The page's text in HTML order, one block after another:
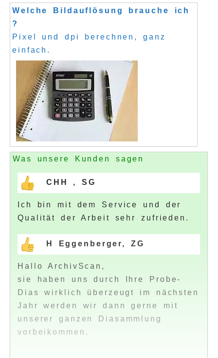
Welche Bildauflösung brauche ich
?
Pixel und dpi berechnen, ganz
einfach.
Was unsere Kunden sagen
CHH , SG
Ich bin mit dem Service und der
Qualität der Arbeit sehr zufrieden.
H Eggenberger, ZG
Hallo ArchivScan,
sie haben uns durch Ihre Probe-
Dias wirklich überzeugt im nächsten
Jahr werden wir dann gerne mit
unserer ganzen Diasammlung
vorbeikommen.